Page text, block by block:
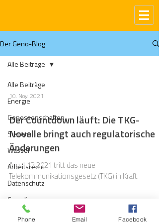
Der Geno-Blog
Alle Beiträge
Energie
Genossenschaften
Steuern
Wasser
Arbeitsrecht
Datenschutz
Compliance
Gas
Alle Beiträge
10. Nov. 2021
Der Countdown läuft: Die TKG-
Novelle bringt auch regulatorische
Änderungen
Am 1.12.2021 tritt das neue
Telekommunikationsgesetz (TKG) in Kraft.
Phone Email Facebook